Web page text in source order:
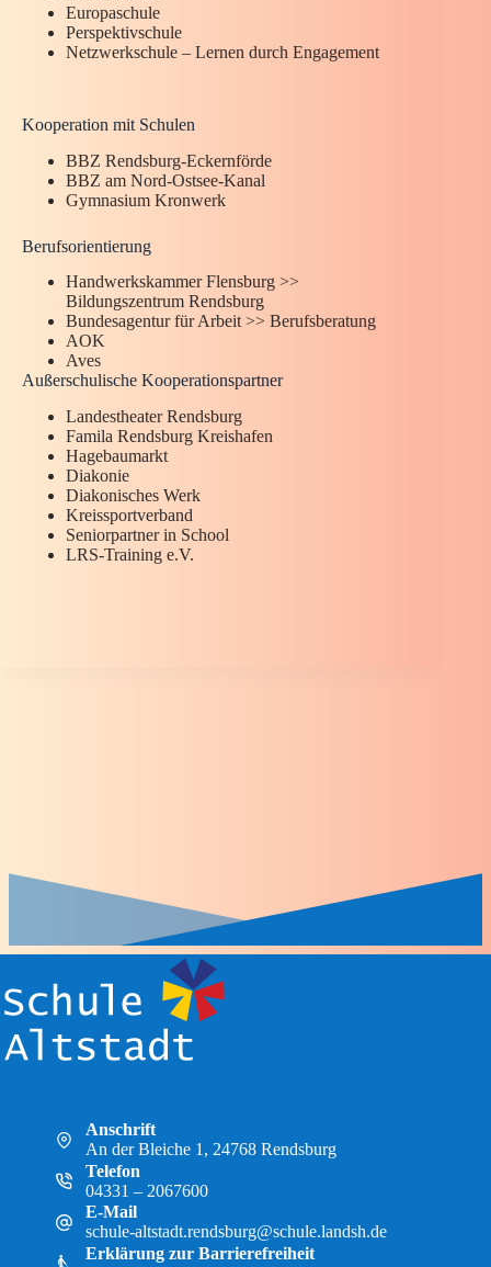
Europaschule
Perspektivschule
Netzwerkschule – Lernen durch Engagement
Kooperation mit Schulen
BBZ Rendsburg-Eckernförde
BBZ am Nord-Ostsee-Kanal
Gymnasium Kronwerk
Berufsorientierung
Handwerkskammer Flensburg >>
Bildungszentrum Rendsburg
Bundesagentur für Arbeit >> Berufsberatung
AOK
Aves
Außerschulische Kooperationspartner
Landestheater Rendsburg
Famila Rendsburg Kreishafen
Hagebaumarkt
Diakonie
Diakonisches Werk
Kreissportverband
Seniorpartner in School
LRS-Training e.V.
Anschrift
An der Bleiche 1, 24768 Rendsburg
Telefon
04331 – 2067600
E-Mail
schule-altstadt.rendsburg@schule.landsh.de
Erklärung zur Barrierefreiheit